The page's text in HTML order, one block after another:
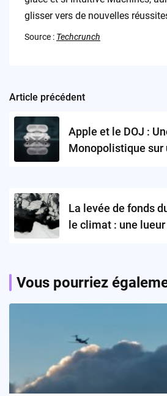
glisser vers de nouvelles
Source : Techcrunch
Post
navigation
Article précédent
Apple et le DOJ :
Monopolistique sur
La levée de fonds
le climat : une lueur
Vous pourriez